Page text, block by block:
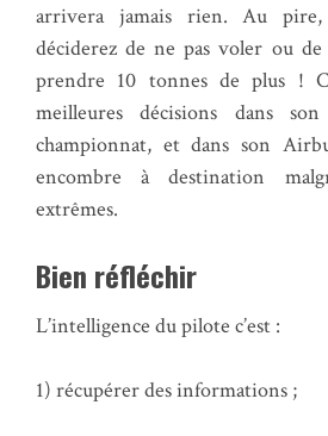
arrivera jamais rien. Au
déciderez de ne pas voler ou
prendre 10 tonnes de plus !
meilleures décisions dans
championnat, et dans son
encombre à destination
extrêmes.
Bien réfléchir
L’intelligence du pilote c’est :
1) récupérer des informations ;